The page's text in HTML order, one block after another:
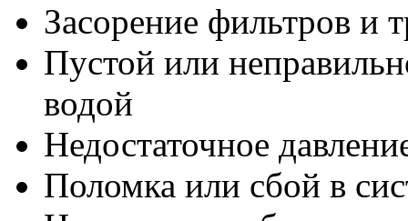
Засорение фильтров и
Пустой или
водой
Недостаточное
Поломка или сбой в